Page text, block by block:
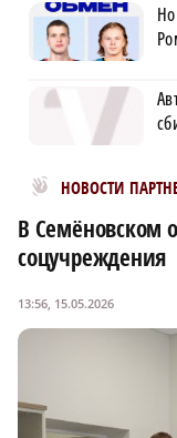
НОВОСТИ
Новости
В Семёновском
соцучреждения
13:56, 15.05.2026